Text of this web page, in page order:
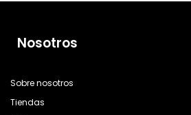
Nosotros
Sobre nosotros
Tiendas